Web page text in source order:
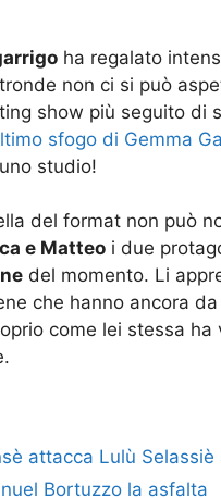
ha regalato
non ci si può
show più seguito di
sfogo di Gemma
studio!
del format non può
e Matteo i due
del momento. Li
che hanno ancora
come lei stessa ha
attacca Lulù Selassiè
Bortuzzo la asfalta